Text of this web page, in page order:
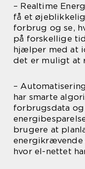
– Realtime
få et
forbrug og se,
på forskellige
hjælper med at
det er muligt at
–
har smarte
forbrugsdata
brugere at
hvor el-nettet